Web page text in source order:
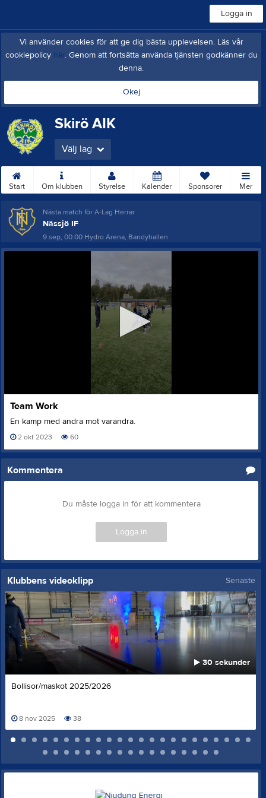
Logga in
Vi använder cookies för att ge dig bästa upplevelsen. Läs vår
cookiepolicy här. Genom att fortsätta använda tjänsten godkänner du
denna.
Okej
Skirö AIK
Välj lag
Start Om klubben Styrelse Kalender Sponsorer Mer
Nästa match för A-Lag Herrar
Nässjö IF
9 sep, 00:00 Hydro Arena, Bandyhallen
seconds
of
minute,
seconds
Team Work
En kamp med andra mot varandra.
2 okt 2023 60
Kommentera
Du måste logga in för att kommentera
Logga in
Klubbens videoklipp Senaste
30 sekunder
Bollisor/maskot 2025/2026
8 nov 2025 38